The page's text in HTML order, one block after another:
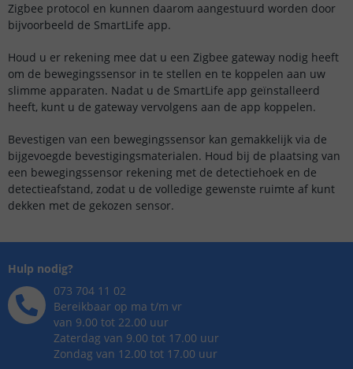
Zigbee protocol en kunnen daarom aangestuurd worden door
bijvoorbeeld de SmartLife app.
Houd u er rekening mee dat u een Zigbee gateway nodig heeft
om de bewegingssensor in te stellen en te koppelen aan uw
slimme apparaten. Nadat u de SmartLife app geïnstalleerd
heeft, kunt u de gateway vervolgens aan de app koppelen.
Bevestigen van een bewegingssensor kan gemakkelijk via de
bijgevoegde bevestigingsmaterialen. Houd bij de plaatsing van
een bewegingssensor rekening met de detectiehoek en de
detectieafstand, zodat u de volledige gewenste ruimte af kunt
dekken met de gekozen sensor.
Hulp nodig?
073 704 11 02
Bereikbaar op ma t/m vr
van 9.00 tot 22.00 uur
Zaterdag van 9.00 tot 17.00 uur
Zondag van 12.00 tot 17.00 uur